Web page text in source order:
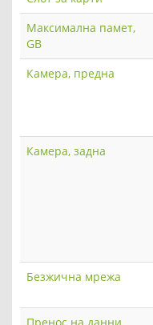
Максимална памет,
GB
Камера, предна
Камера, задна
Безжична мрежа